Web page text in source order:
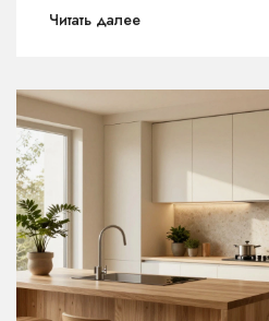
Читать далее